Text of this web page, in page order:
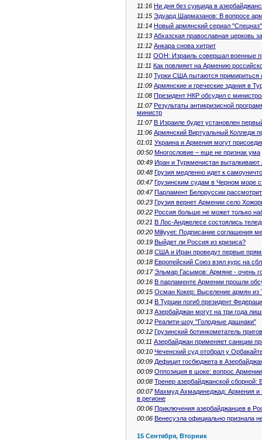
11:16 Ни дня без суицида в
11:15 Эдуард Шармазанов: В вопросе
11:14 Новый армянский сериал
11:13 Абхазская православная церковь
11:12 Анкара снова хитрит
11:11 ООН: Израиль совершал военные
11:11 Как повлияет на Армению
11:10 Турки США пытаются
11:09 Армянские и греческие здания в
11:08 Президент НКР обсудил с
11:07 Результаты антикризисной
министр
11:07 В Израиле будет установлен
11:06 Армянский Виртуальный Колледж
01:01 Украина и Армения могут
00:50 Многословие – еще не признак ума
00:49 Иран и Туркменистан
00:48 Грузия медленно идет к
00:47 Грузинским судам в Черном море
00:47 Парламент Белоруссии
00:23 Грузия вернет Армении село
00:22 Россия больше не может только
00:21 В Лос-Анджелесе состоялись
00:20 Miliyyet: Подписание соглашения
00:19 Выйдет ли Россия из кризиса?
00:18 США и Иран проведут первые
00:18 Европейский Союз взял курс на
00:17 Эльмар Гасымов: Армяне - очень
00:16 В парламенте Армении прошли
00:15 Осман Кокер: Выселение армян из
00:14 В Турции погиб президент
00:13 Азербайджан могут на три года
00:12 Реалити-шоу "Голодные дашнаки"
00:12 Грузинский ботинкометатель
00:11 Азербайджан применяет санкции
00:10 Чеченский суд отобрал у
00:09 Дефицит госбюджета в
00:09 Оппозиция в шоке: вопрос
00:08 Тренер азербайджанской
00:07 Махмуд Ахмадинеджад: Армения и
в регионе
00:06 Приключения азербайджанцев в
00:06 Венесуэла официально признала
15 Сентября, Вторник